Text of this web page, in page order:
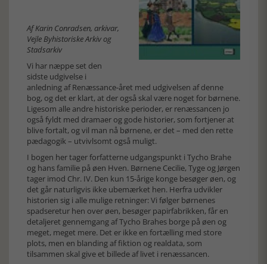
Af Karin Conradsen, arkivar,
Vejle Byhistoriske Arkiv og
Stadsarkiv
Vi har næppe set den
sidste udgivelse i
anledning af Renæssance-året med udgivelsen af denne
bog, og det er klart, at der også skal være noget for børnene.
Ligesom alle andre historiske perioder, er renæssancen jo
også fyldt med dramaer og gode historier, som fortjener at
blive fortalt, og vil man nå børnene, er det – med den rette
pædagogik – utvivlsomt også muligt.
I bogen her tager forfatterne udgangspunkt i Tycho Brahe
og hans familie på øen Hven. Børnene Cecilie, Tyge og Jørgen
tager imod Chr. IV. Den kun 15-årige konge besøger øen, og
det går naturligvis ikke ubemærket hen. Herfra udvikler
historien sig i alle mulige retninger: Vi følger børnenes
spadseretur hen over øen, besøger papirfabrikken, får en
detaljeret gennemgang af Tycho Brahes borge på øen og
meget, meget mere. Det er ikke en fortælling med store
plots, men en blanding af fiktion og realdata, som
tilsammen skal give et billede af livet i renæssancen.